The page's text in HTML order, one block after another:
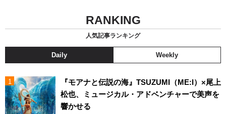
RANKING
人気記事ランキング
Daily Weekly
『モアナと伝説の海』TSUZUMI（ME:I）×尾上
松也、ミュージカル・アドベンチャーで美声を
響かせる